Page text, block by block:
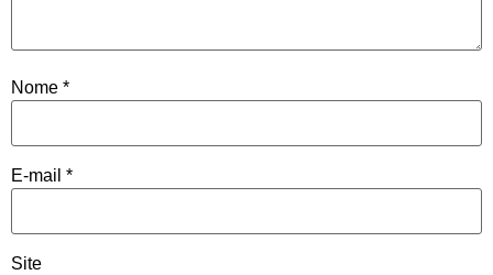
Nome *
E-mail *
Site